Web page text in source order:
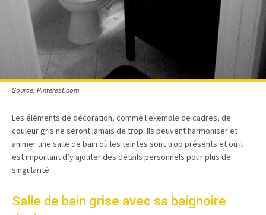
Source: Pinterest.com
Les éléments de décoration, comme l’exemple de cadres, de
couleur gris ne seront jamais de trop. Ils peuvent harmoniser et
animer une salle de bain où les teintes sont trop présents et où il
est important d’y ajouter des détails personnels pour plus de
singularité.
Salle de bain grise avec sa baignoire